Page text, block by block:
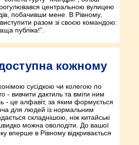
центральною вулицею
побачивши мене. В Рівному,
виступити разом зі своєю командою:
публіка!”.
кожному
сусідкою чи колегою по
- вивчити дактиль та вміти ним
- це алфавіт, за яким формується
для людей із нормальним
складнішою, ніж китайські
можна оволодіти. До вашої
вперше в Рівному відкривається